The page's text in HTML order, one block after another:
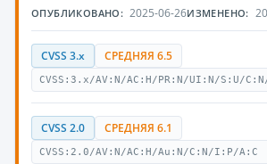
ОПУБЛИКОВАНО: 2025-06-26ИЗМЕНЕНО:
CVSS 3.x СРЕДНЯЯ 6.5
CVSS:3.x/AV:N/AC:H/PR:N/UI:N/S:U/
CVSS 2.0 СРЕДНЯЯ 6.1
CVSS:2.0/AV:N/AC:H/Au:N/C:N/I:P/A:C